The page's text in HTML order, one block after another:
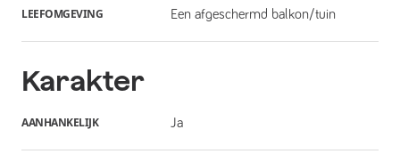
LEEFOMGEVING Een afgeschermd balkon/tuin
Karakter
AANHANKELIJK Ja